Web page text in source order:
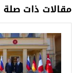
مقالات ذات صلة